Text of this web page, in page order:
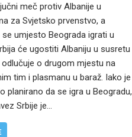
meč protiv Albanije u
za Svjetsko prvenstvo, a
umjesto Beograda igrati u
će ugostiti Albaniju u susretu
o drugom mjestu na
tim i plasmanu u baraž. Iako je
planirano da se igra u Beogradu,
Srbije je…